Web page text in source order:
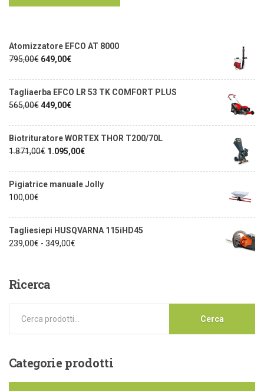
Atomizzatore EFCO AT 8000
795,00€ 649,00€
Tagliaerba EFCO LR 53 TK COMFORT PLUS
565,00€449,00€
Biotrituratore WORTEX THOR T200/70L
1.871,00€ 1.095,00€
Pigiatrice manuale Jolly
100,00€
Tagliesiepi HUSQVARNA 115iHD45
239,00€ - 349,00€
Ricerca
Cerca
Categorieprodotti